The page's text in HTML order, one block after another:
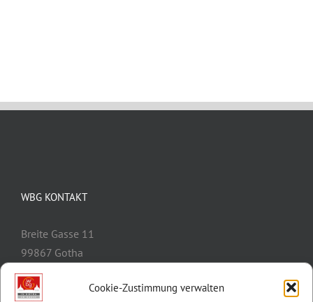
Cookie-Zustimmung verwalten
WBG KONTAKT
Breite Gasse 11
99867 Gotha
Telefon:
E-Mail:
info@wbg-gotha.de